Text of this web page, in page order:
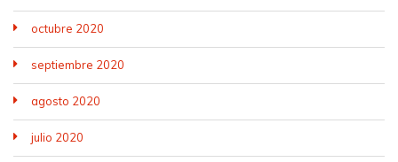
octubre 2020
septiembre 2020
agosto 2020
julio 2020